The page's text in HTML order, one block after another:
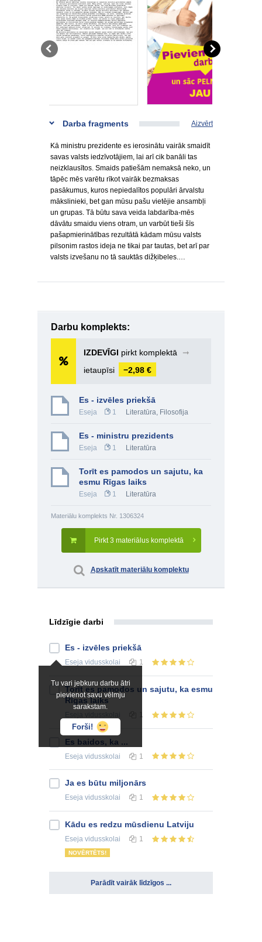
Darba fragments Aizvērt
Kā ministru prezidente es ierosinātu vairāk smaidīt
savas valsts iedzīvotājiem, lai arī cik banāli tas
neizklausītos. Smaids patiešām nemaksā neko, un
tāpēc mēs varētu rīkot vairāk bezmaksas
pasākumus, kuros nepiedalītos populāri ārvalstu
mākslinieki, bet gan mūsu pašu vietējie ansambļi
un grupas. Tā būtu sava veida labdarība-mēs
dāvātu smaidu viens otram, un varbūt tieši šīs
pašapmierinātības rezultātā kādam mūsu valsts
pilsonim rastos ideja ne tikai par tautas, bet arī par
valsts izvešanu no tā sauktās dižķibeles.…
Darbu komplekts:
IZDEVĪGI pirkt komplektā
➞
ietaupīsi
−2,98 €
Es - izvēles priekšā
Eseja 1 Literatūra, Filosofija
Es - ministru prezidents
Eseja 1 Literatūra
Torīt es pamodos un sajutu, ka
esmu Rīgas laiks
Eseja 1 Literatūra
Materiālu komplekts Nr. 1306324
Pirkt 3 materiālus komplektā
Apskatīt materiālu komplektu
Līdzīgie darbi
Tu vari jebkuru darbu ātri
pievienot savu vēlmju
sarakstam.
Forši!
Es - izvēles priekšā
Eseja vidusskolai 1
Torīt es pamodos un sajutu, ka esmu
Rīgas laiks
1
Es baidos, ka ...
Eseja vidusskolai 1
Ja es būtu miljonārs
Eseja vidusskolai 1
Kādu es redzu mūsdienu Latviju
Eseja vidusskolai 1
NOVĒRTĒTS!
Parādīt vairāk līdzīgos ...